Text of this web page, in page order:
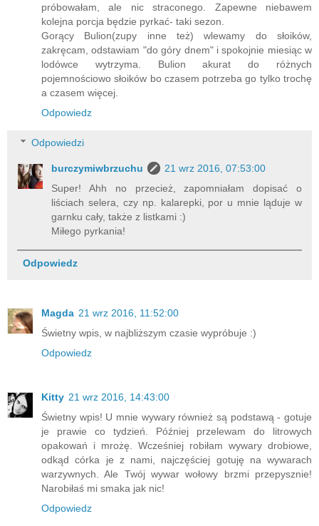
próbowałam, ale nic straconego. Zapewne niebawem
kolejna porcja będzie pyrkać- taki sezon.
Gorący Bulion(zupy inne też) wlewamy do słoików,
zakręcam, odstawiam "do góry dnem" i spokojnie miesiąc w
lodówce wytrzyma. Bulion akurat do różnych
pojemnościowo słoików bo czasem potrzeba go tylko trochę
a czasem więcej.
Odpowiedz
Odpowiedzi
burczymiwbrzuchu
21 wrz 2016, 07:53:00
Super! Ahh no przecież, zapomniałam dopisać o
liściach selera, czy np. kalarepki, por u mnie ląduje w
garnku cały, także z listkami :)
Miłego pyrkania!
Odpowiedz
Magda 21 wrz 2016, 11:52:00
Świetny wpis, w najbliższym czasie wypróbuje :)
Odpowiedz
Kitty 21 wrz 2016, 14:43:00
Świetny wpis! U mnie wywary również są podstawą - gotuje
je prawie co tydzień. Później przelewam do litrowych
opakowań i mrożę. Wcześniej robiłam wywary drobiowe,
odkąd córka je z nami, najczęściej gotuję na wywarach
warzywnych. Ale Twój wywar wołowy brzmi przepysznie!
Narobiłaś mi smaka jak nic!
Odpowiedz